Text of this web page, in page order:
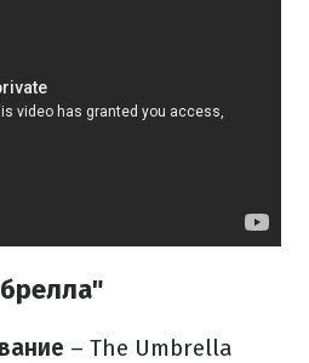
– The Umbrella